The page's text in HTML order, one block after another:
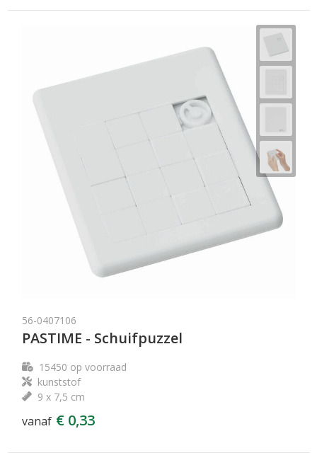
56-0407106
PASTIME - Schuifpuzzel
15450 op voorraad
kunststof
9 x 7,5 cm
vanaf € 0,33